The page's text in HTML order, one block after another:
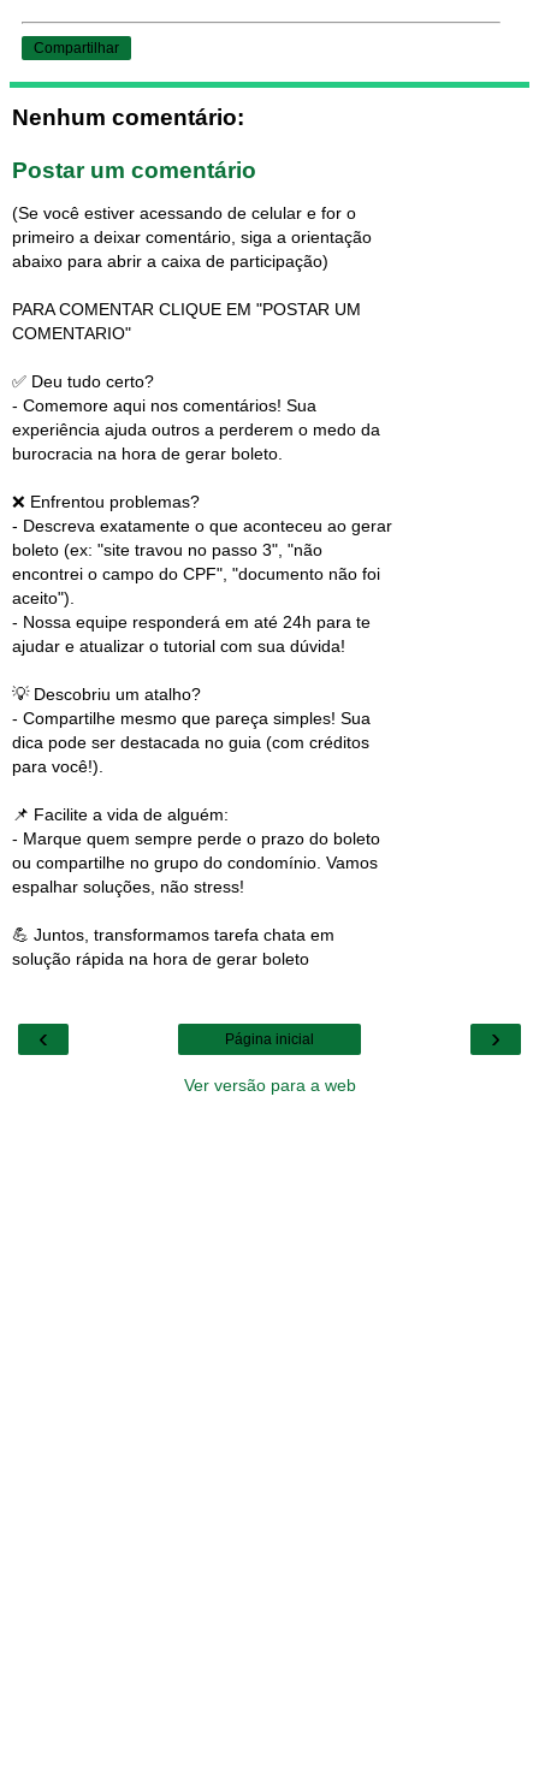
Compartilhar
Nenhum comentário:
Postar um comentário
(Se você estiver acessando de celular e for o
primeiro a deixar comentário, siga a orientação
abaixo para abrir a caixa de participação)
PARA COMENTAR CLIQUE EM "POSTAR UM
COMENTARIO"
✅ Deu tudo certo?
- Comemore aqui nos comentários! Sua
experiência ajuda outros a perderem o medo da
burocracia na hora de gerar boleto.
❌ Enfrentou problemas?
- Descreva exatamente o que aconteceu ao gerar
boleto (ex: "site travou no passo 3", "não
encontrei o campo do CPF", "documento não foi
aceito").
- Nossa equipe responderá em até 24h para te
ajudar e atualizar o tutorial com sua dúvida!
💡 Descobriu um atalho?
- Compartilhe mesmo que pareça simples! Sua
dica pode ser destacada no guia (com créditos
para você!).
📌 Facilite a vida de alguém:
- Marque quem sempre perde o prazo do boleto
ou compartilhe no grupo do condomínio. Vamos
espalhar soluções, não stress!
💪 Juntos, transformamos tarefa chata em
solução rápida na hora de gerar boleto
‹ ›
Página inicial
Ver versão para a web